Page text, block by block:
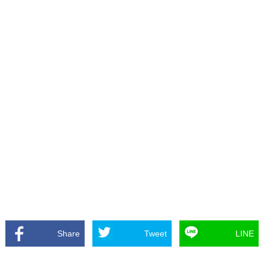
Share Tweet LINE